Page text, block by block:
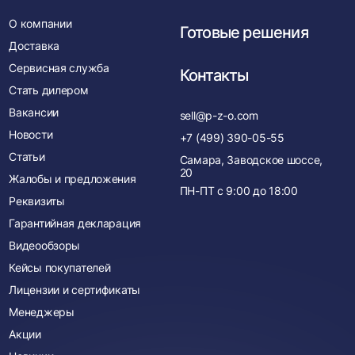
О компании
Доставка
Сервисная служба
Стать дилером
Вакансии
Новости
Статьи
Жалобы и предложения
Реквизиты
Гарантийная декларация
Видеообзоры
Кейсы покупателей
Лицензии и сертификаты
Менеджеры
Акции
Готовые решения
Контакты
sell@p-z-o.com
+7 (499) 390-05-55
Самара, Заводское шоссе,
20
ПН-ПТ с 9:00 до 18:00